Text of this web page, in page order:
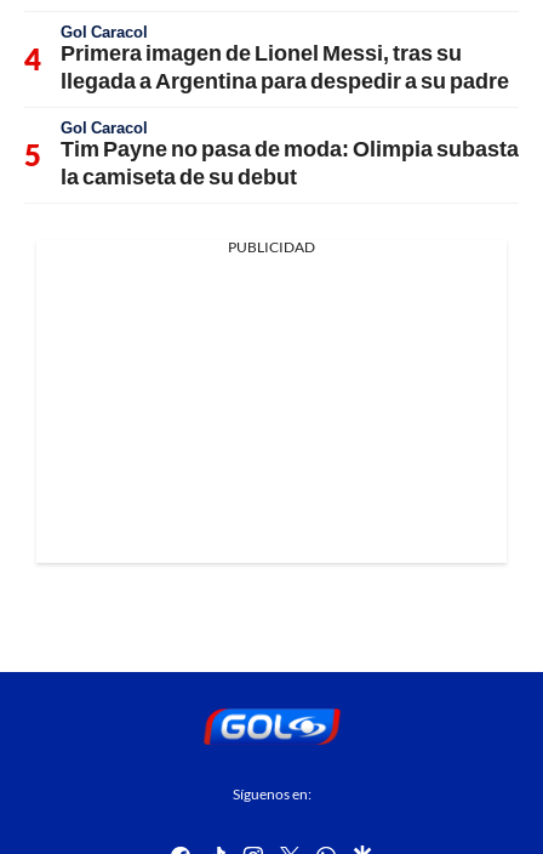
Gol Caracol
Primera imagen de Lionel Messi, tras su
llegada a Argentina para despedir a su padre
Gol Caracol
Tim Payne no pasa de moda: Olimpia subasta
la camiseta de su debut
PUBLICIDAD
Síguenos en: